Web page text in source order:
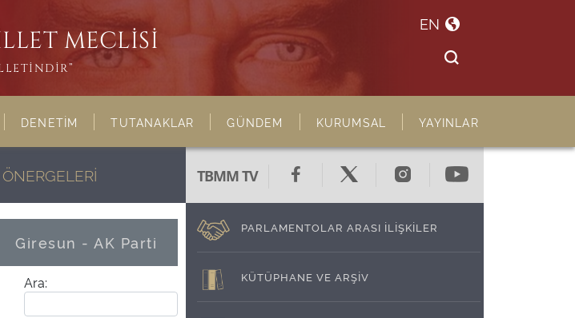
MECLİSİ
EN
DENETİM TUTANAKLAR GÜNDEM KURUMSAL YAYINLAR
Giresun - AK Parti
Ara:
TBMM TV
PARLAMENTOLAR ARASI İLİŞKİLER
KÜTÜPHANE VE ARŞİV